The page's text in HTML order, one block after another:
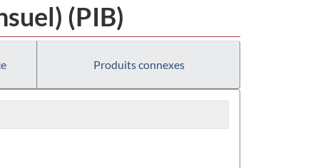
(PIB)
Produits connexes